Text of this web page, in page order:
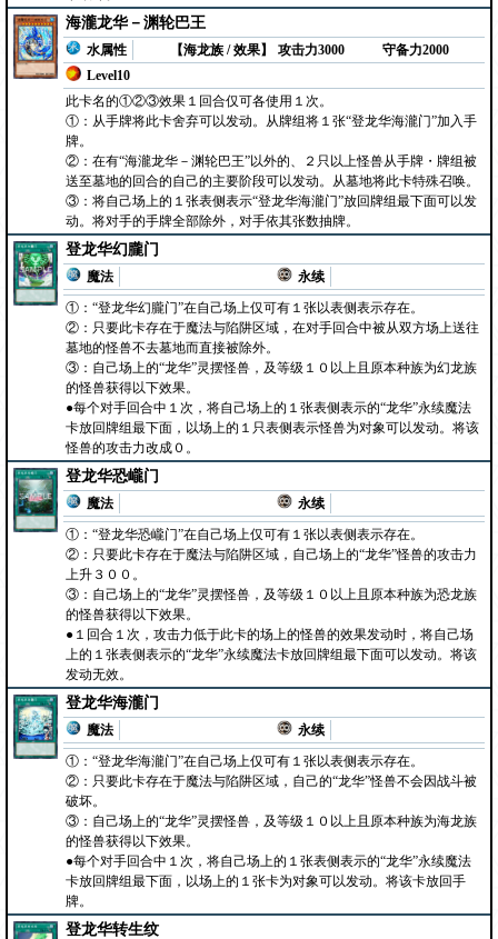
海瀧龙华－渊轮巴王
水属性
【海龙族 / 效果】
Level10
攻击力3000 守备力2000
此卡名的①②③效果１回合仅可各使用１次。
①：从手牌将此卡舍弃可以发动。从牌组将１张“登龙华海瀧门”加入手
牌。
②：在有“海瀧龙华－渊轮巴王”以外的、２只以上怪兽从手牌・牌组被
送至墓地的回合的自己的主要阶段可以发动。从墓地将此卡特殊召唤。
③：将自己场上的１张表侧表示“登龙华海瀧门”放回牌组最下面可以发
动。将对手的手牌全部除外，对手依其张数抽牌。
登龙华幻朧门
魔法
永续
①：“登龙华幻朧门”在自己场上仅可有１张以表侧表示存在。
②：只要此卡存在于魔法与陷阱区域，在对手回合中被从双方场上送往
墓地的怪兽不去墓地而直接被除外。
③：自己场上的“龙华”灵摆怪兽，及等级１０以上且原本种族为幻龙族
的怪兽获得以下效果。
●每个对手回合中１次，将自己场上的１张表侧表示的“龙华”永续魔法
卡放回牌组最下面，以场上的１只表侧表示怪兽为对象可以发动。将该
怪兽的攻击力改成０。
登龙华恐巄门
魔法
永续
①：“登龙华恐巄门”在自己场上仅可有１张以表侧表示存在。
②：只要此卡存在于魔法与陷阱区域，自己场上的“龙华”怪兽的攻击力
上升３００。
③：自己场上的“龙华”灵摆怪兽，及等级１０以上且原本种族为恐龙族
的怪兽获得以下效果。
●１回合１次，攻击力低于此卡的场上的怪兽的效果发动时，将自己场
上的１张表侧表示的“龙华”永续魔法卡放回牌组最下面可以发动。将该
发动无效。
登龙华海瀧门
魔法
永续
①：“登龙华海瀧门”在自己场上仅可有１张以表侧表示存在。
②：只要此卡存在于魔法与陷阱区域，自己的“龙华”怪兽不会因战斗被
破坏。
③：自己场上的“龙华”灵摆怪兽，及等级１０以上且原本种族为海龙族
的怪兽获得以下效果。
●每个对手回合中１次，将自己场上的１张表侧表示的“龙华”永续魔法
卡放回牌组最下面，以场上的１张卡为对象可以发动。将该卡放回手
牌。
登龙华转生纹